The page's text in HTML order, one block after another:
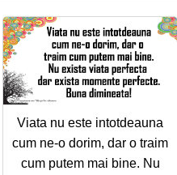
Viata nu este intotdeauna
cum ne-o dorim, dar o traim
cum putem mai bine. Nu